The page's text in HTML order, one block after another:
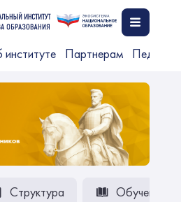
Партнерам
Структура Обучение